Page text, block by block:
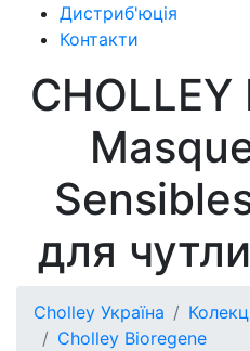
Дистриб'юція
Контакти
для
Cholley Україна
Cholley Bioregene